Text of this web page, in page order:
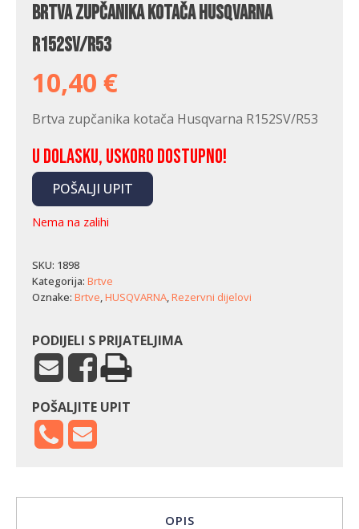
Brtva zupčanika kotača Husqvarna
R152SV/R53
10,40 €
Brtva zupčanika kotača Husqvarna R152SV/R53
U dolasku, uskoro dostupno!
POŠALJI UPIT
Nema na zalihi
SKU: 1898
Kategorija: Brtve
Oznake: Brtve,HUSQVARNA,Rezervni dijelovi
PODIJELI S PRIJATELJIMA
POŠALJITE UPIT
OPIS